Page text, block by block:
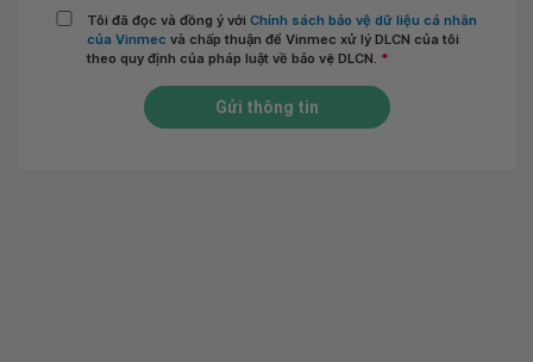
Tôi đã đọc và đồng ý với Chính sách bảo vệ dữ liệu cá nhân
của Vinmec và chấp thuận để Vinmec xử lý DLCN của tôi
theo quy định của pháp luật về bảo vệ DLCN. *
Gửi thông tin